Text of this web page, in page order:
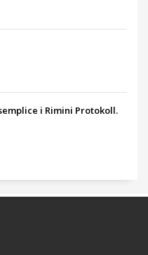
i Rimini Protokoll.